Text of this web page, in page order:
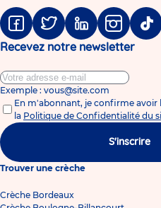
FacebookTwitter LinkedinInstagramTiktok
Recevez notre newsletter
Exemple : vous@site.com
En m'abonnant, je confirme avoir
la Politique de Confidentialité du
S'inscrire
Trouver une crèche
Crèche Bordeaux